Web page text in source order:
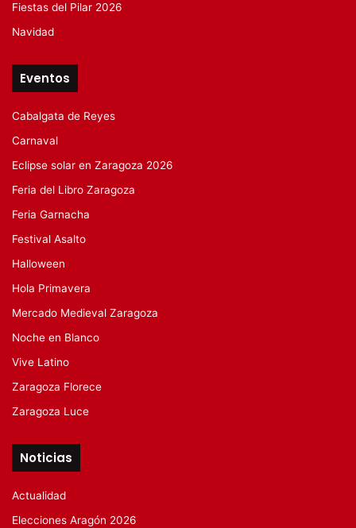
Fiestas del Pilar 2026
Navidad
Eventos
Cabalgata de Reyes
Carnaval
Eclipse solar en Zaragoza 2026
Feria del Libro Zaragoza
Feria Garnacha
Festival Asalto
Halloween
Hola Primavera
Mercado Medieval Zaragoza
Noche en Blanco
Vive Latino
Zaragoza Florece
Zaragoza Luce
Noticias
Actualidad
Elecciones Aragón 2026